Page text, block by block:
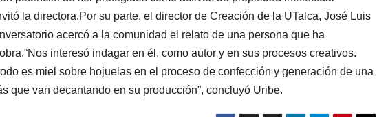
la directora.Por su parte, el director de Creación de la UTalca, José Luis
acercó a la comunidad el relato de una persona que ha
interesó indagar en él, como autor y en sus procesos creativos.
es miel sobre hojuelas en el proceso de confección y generación de una
que van decantando en su producción”, concluyó Uribe.